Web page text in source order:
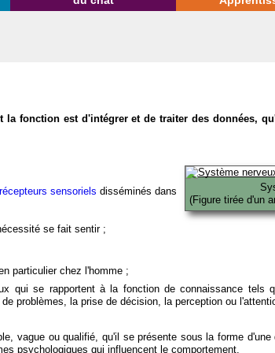
fonction est d'intégrer et de traiter des données,
(Figure tirée d'un
sensoriels disséminés dans
se fait sentir ;
particulier chez l'homme ;
qui se rapportent à la fonction de connaissance tels
problèmes, la prise de décision, la perception ou
vague ou qualifié, qu'il se présente sous la forme
psychologiques qui influencent le comportement.